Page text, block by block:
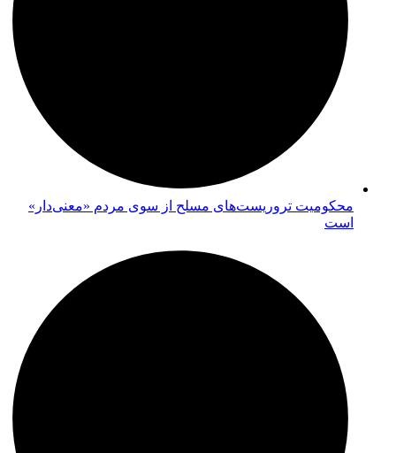
محکومیت تروریست‌های مسلح از سوی مردم «معنی‌دار»
است